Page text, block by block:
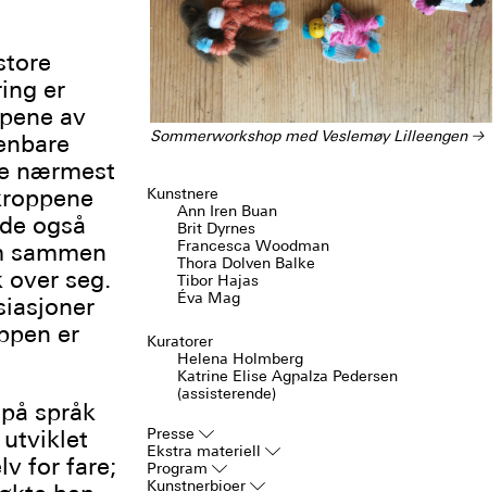
er
av
nærmest
også
sammen
over seg.
er
språk
utviklet
for fare;
Sommerworkshop med Veslemøy Lilleengen →
Kunstnere
Ann Iren Buan
Brit Dyrnes
Francesca Woodman
Thora Dolven Balke
Tibor Hajas
Éva Mag
Kuratorer
Helena Holmberg
Katrine Elise Agpalza Pedersen
(assisterende)
Presse▿
Ekstra materiell▿
Program▿
Kunstnerbioer▿